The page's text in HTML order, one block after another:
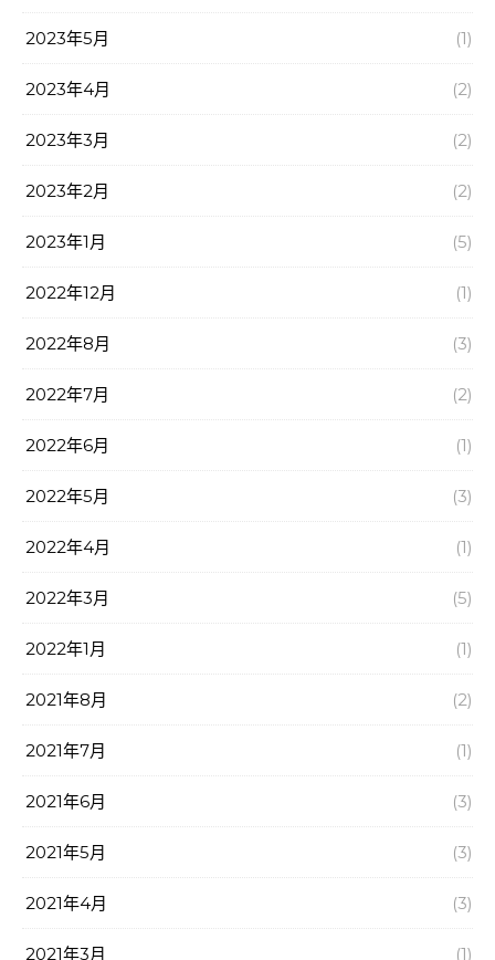
2023年5月 (1)
2023年4月 (2)
2023年3月 (2)
2023年2月 (2)
2023年1月 (5)
2022年12月 (1)
2022年8月 (3)
2022年7月 (2)
2022年6月 (1)
2022年5月 (3)
2022年4月 (1)
2022年3月 (5)
2022年1月 (1)
2021年8月 (2)
2021年7月 (1)
2021年6月 (3)
2021年5月 (3)
2021年4月 (3)
2021年3月 (1)